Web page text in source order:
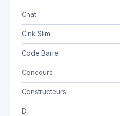
Chat
Cink Slim
Code Barre
Concours
Constructeurs
D